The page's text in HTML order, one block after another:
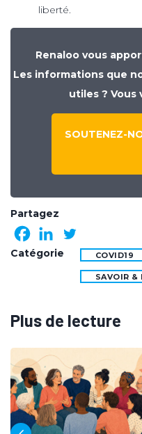
liberté.
Renaloo vous
Les informations que
utiles ? Vous
SOUTENEZ-
Partagez
Catégorie COVID19
SAVOIR &
Plus de lecture